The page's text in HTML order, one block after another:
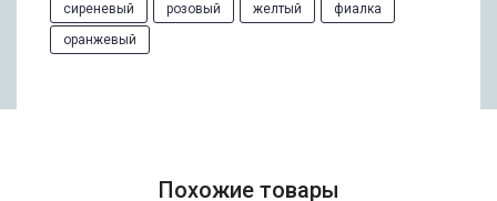
сиреневый
розовый желтый
фиалка
оранжевый
Похожие товары